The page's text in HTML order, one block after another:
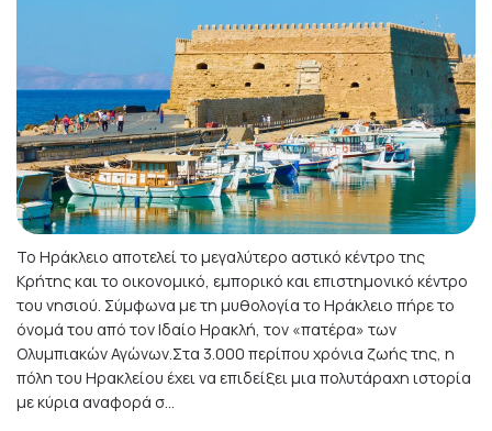
Το Ηράκλειο αποτελεί το μεγαλύτερο αστικό κέντρο της
Κρήτης και το οικονομικό, εμπορικό και επιστημονικό κέντρο
του νησιού. Σύμφωνα με τη μυθολογία το Ηράκλειο πήρε το
όνομά του από τον Ιδαίο Ηρακλή, τον «πατέρα» των
Ολυμπιακών Αγώνων.Στα 3.000 περίπου χρόνια ζωής της, η
πόλη του Ηρακλείου έχει να επιδείξει μια πολυτάραχη ιστορία
με κύρια αναφορά σ...